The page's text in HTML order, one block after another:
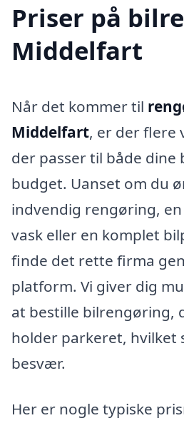
Priser på
Middelfart
Når det kommer til
Middelfart, er der flere
der passer til både dine
budget. Uanset om du
indvendig rengøring,
vask eller en komplet
finde det rette firma
platform. Vi giver dig
at bestille bilrengøring,
holder parkeret, hvilket
besvær.
Her er nogle typiske